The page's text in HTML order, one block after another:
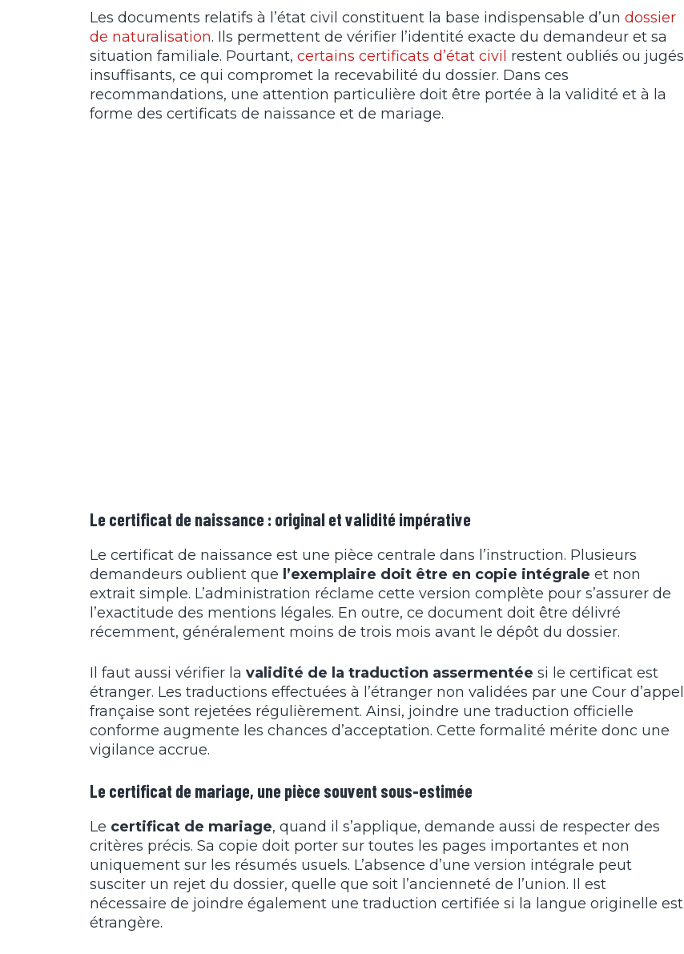
Les documents relatifs à l’état civil constituent la base indispensable d’un dossier
de naturalisation. Ils permettent de vérifier l’identité exacte du demandeur et sa
situation familiale. Pourtant, certains certificats d’état civil restent oubliés ou jugés
insuffisants, ce qui compromet la recevabilité du dossier. Dans ces
recommandations, une attention particulière doit être portée à la validité et à la
forme des certificats de naissance et de mariage.
Le certificat de naissance : original et validité impérative
Le certificat de naissance est une pièce centrale dans l’instruction. Plusieurs
demandeurs oublient que l’exemplaire doit être en copie intégrale et non
extrait simple. L’administration réclame cette version complète pour s’assurer de
l’exactitude des mentions légales. En outre, ce document doit être délivré
récemment, généralement moins de trois mois avant le dépôt du dossier.
Il faut aussi vérifier la validité de la traduction assermentée si le certificat est
étranger. Les traductions effectuées à l’étranger non validées par une Cour d’appel
française sont rejetées régulièrement. Ainsi, joindre une traduction officielle
conforme augmente les chances d’acceptation. Cette formalité mérite donc une
vigilance accrue.
Le certificat de mariage, une pièce souvent sous-estimée
Le certificat de mariage, quand il s’applique, demande aussi de respecter des
critères précis. Sa copie doit porter sur toutes les pages importantes et non
uniquement sur les résumés usuels. L’absence d’une version intégrale peut
susciter un rejet du dossier, quelle que soit l’ancienneté de l’union. Il est
nécessaire de joindre également une traduction certifiée si la langue originelle est
étrangère.